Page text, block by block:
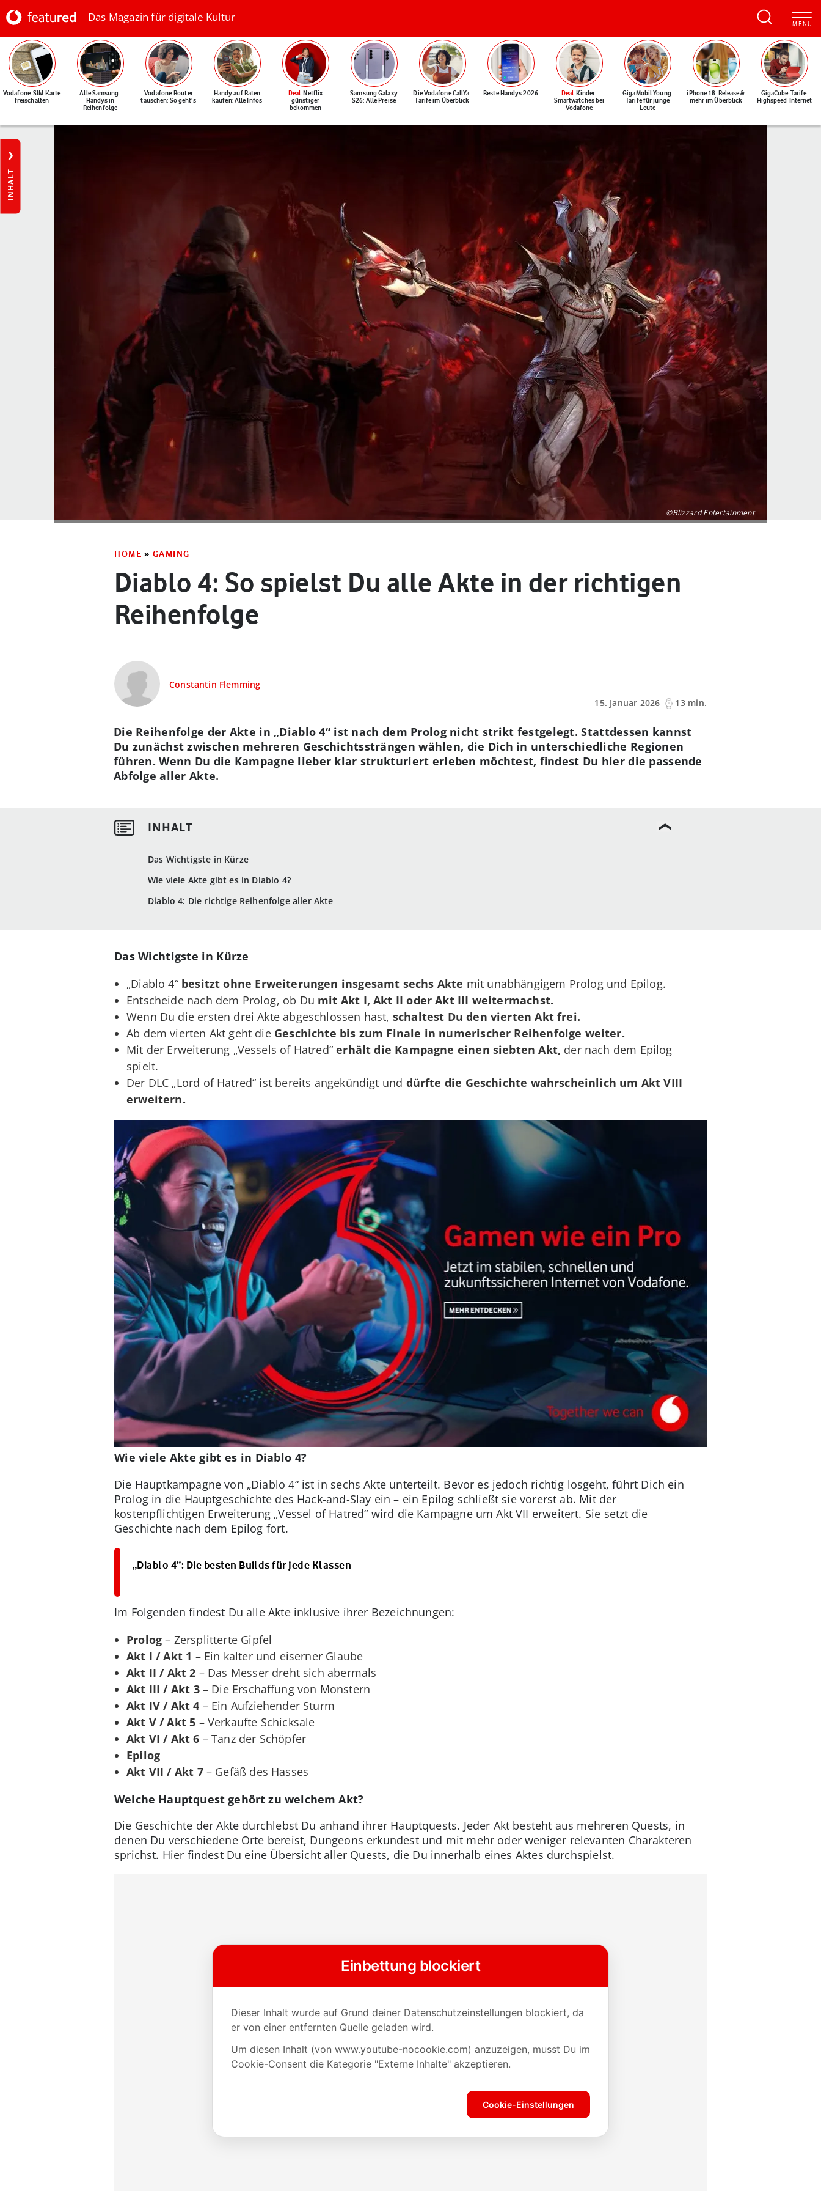
Das Magazin für digitale Kultur
Vodafone: SIM-Karte
freischalten
Alle Samsung-
Handys in
Reihenfolge
Vodafone-Router
tauschen: So geht's
Handy auf Raten
kaufen: Alle Infos
Deal: Netflix
günstiger
bekommen
Samsung Galaxy
S26: Alle Preise
Die Vodafone CallYa-
Tarife im Überblick
Beste Handys 2026 Deal: Kinder-
Smartwatches bei
Vodafone
GigaMobil Young:
Tarife für junge
Leute
iPhone 18: Release &
mehr im Überblick
GigaCube-Tarife:
Highspeed-Internet
INHALT
©Blizzard Entertainment
HOME » GAMING
Diablo 4: So spielst Du alle Akte in der richtigen
Reihenfolge
Constantin Flemming
15. Januar 2026
13 min.
Das Wichtigste in Kürze
Wie viele Akte gibt es in Diablo 4?
Diablo 4: Die richtige Reihenfolge aller Akte
Die Reihenfolge der Akte in „Diablo 4“ ist nach dem Prolog nicht strikt festgelegt. Stattdessen kannst
Du zunächst zwischen mehreren Geschichtssträngen wählen, die Dich in unterschiedliche Regionen
führen. Wenn Du die Kampagne lieber klar strukturiert erleben möchtest, findest Du hier die passende
Abfolge aller Akte.
Das Wichtigste in Kürze
„Diablo 4“ besitzt ohne Erweiterungen insgesamt sechs Akte mit unabhängigem Prolog und Epilog.
Entscheide nach dem Prolog, ob Du mit Akt I, Akt II oder Akt III weitermachst.
Wenn Du die ersten drei Akte abgeschlossen hast, schaltest Du den vierten Akt frei.
Ab dem vierten Akt geht die Geschichte bis zum Finale in numerischer Reihenfolge weiter.
Mit der Erweiterung „Vessels of Hatred“erhält die Kampagne einen siebten Akt, der nach dem Epilog
spielt.
Der DLC „Lord of Hatred“ ist bereits angekündigt und dürfte die Geschichte wahrscheinlich um Akt VIII
erweitern.
Wie viele Akte gibt es in Diablo 4?
Die Hauptkampagne von „Diablo 4“ ist in sechs Akte unterteilt. Bevor es jedoch richtig losgeht, führt Dich ein
Prolog in die Hauptgeschichte des Hack-and-Slay ein – ein Epilog schließt sie vorerst ab. Mit der
kostenpflichtigen Erweiterung „Vessel of Hatred“ wird die Kampagne um Akt VII erweitert. Sie setzt die
Geschichte nach dem Epilog fort.
„Diablo 4“: Die besten Builds für jede Klassen
Im Folgenden findest Du alle Akte inklusive ihrer Bezeichnungen:
Prolog – Zersplitterte Gipfel
Akt I / Akt 1 – Ein kalter und eiserner Glaube
Akt II / Akt 2 – Das Messer dreht sich abermals
Akt III / Akt 3– Die Erschaffung von Monstern
Akt IV / Akt 4 – Ein Aufziehender Sturm
Akt V / Akt 5 – Verkaufte Schicksale
Akt VI / Akt 6 – Tanz der Schöpfer
Epilog
Akt VII / Akt 7– Gefäß des Hasses
Welche Hauptquest gehört zu welchem Akt?
Die Geschichte der Akte durchlebst Du anhand ihrer Hauptquests. Jeder Akt besteht aus mehreren Quests, in
denen Du verschiedene Orte bereist, Dungeons erkundest und mit mehr oder weniger relevanten Charakteren
sprichst. Hier findest Du eine Übersicht aller Quests, die Du innerhalb eines Aktes durchspielst.